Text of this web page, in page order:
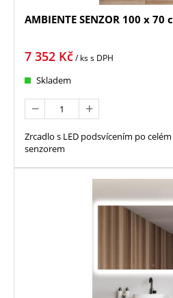
AMBIENTE SENZOR 100 x 70
7 352 Kč/ kss DPH
Skladem
Zrcadlo s LED podsvícením po
senzorem